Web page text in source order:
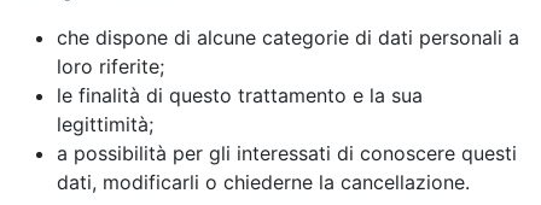
che dispone di alcune categorie di dati personali a
loro riferite;
le finalità di questo trattamento e la sua
legittimità;
a possibilità per gli interessati di conoscere questi
dati, modificarli o chiederne la cancellazione.